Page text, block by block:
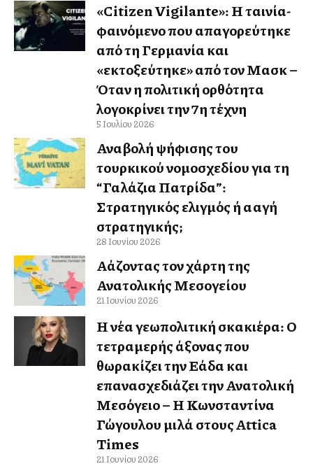
«Citizen Vigilante»: Η ταινία-
φαινόμενο που απαγορεύτηκε
από τη Γερμανία και
«εκτοξεύτηκε» από τον Μασκ –
Όταν η πολιτική ορθότητα
λογοκρίνει την 7η τέχνη
5 Ιουλίου 2026
Αναβολή ψήφισης του
τουρκικού νομοσχεδίου για τη
“Γαλάζια Πατρίδα”:
Στρατηγικός ελιγμός ή αλλαγή
στρατηγικής;
28 Ιουνίου 2026
Αλλάζοντας τον χάρτη της
Ανατολικής Μεσογείου
21 Ιουνίου 2026
Η νέα γεωπολιτική σκακιέρα: Ο
τετραμερής άξονας που
θωρακίζει την Ελλάδα και
επανασχεδιάζει την Ανατολική
Μεσόγειο – Η Κωνσταντίνα
Γώγουλου μιλά στους Attica
Times
21 Ιουνίου 2026